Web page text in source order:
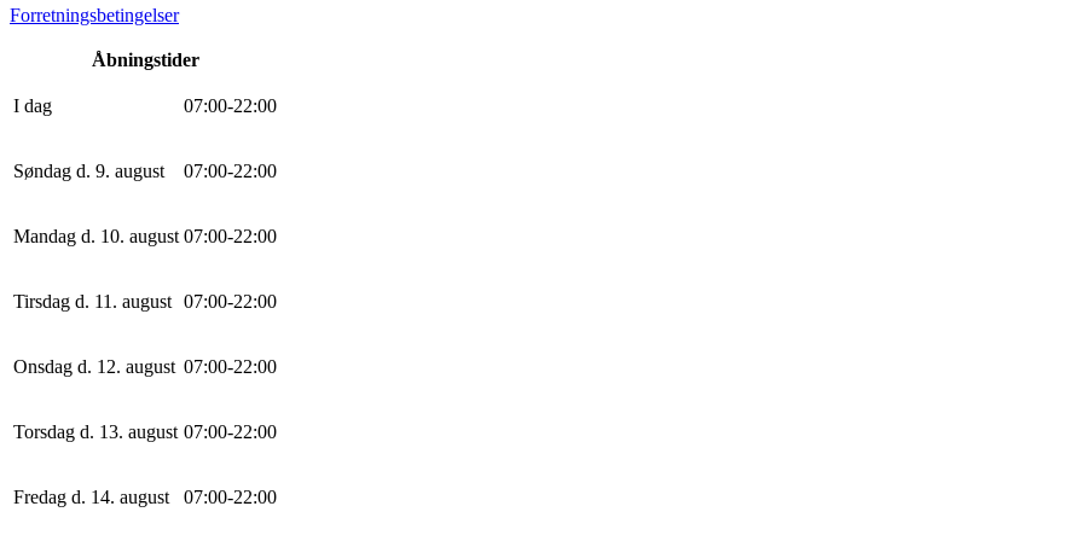
Forretningsbetingelser
Åbningstider
I dag 07:00-22:00
Søndag d. 9. august 07:00-22:00
Mandag d. 10. august 07:00-22:00
Tirsdag d. 11. august 07:00-22:00
Onsdag d. 12. august 07:00-22:00
Torsdag d. 13. august 07:00-22:00
Fredag d. 14. august 07:00-22:00